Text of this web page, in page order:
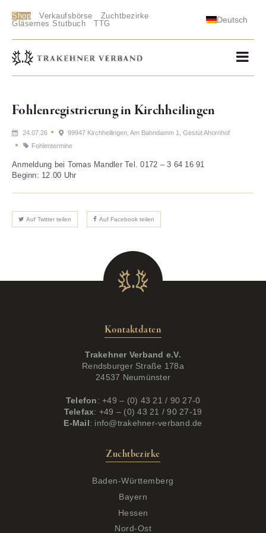
Shop Verkaufsbörse
Zuchtbezirke
Gläsernes Stutbuch
TTG Deutsch
Fohlenregistrierung in Kirchheilingen
24.07.26
99947 Kirchheilingen, Am Bahndamm 1, Gestüt Ahornhof
Fohlentermine
Anmeldung bei Tomas Mandler Tel. 0172 – 3 64 16 91
Beginn: 12.00 Uhr
Auf Twitter teilen Auf Facebook teilen
Kontaktdaten
Trakehner Verband e.V.
Rendsburger Straße 178a
24537 Neumünster
Telefon: +49 – (0) 43 21 / 90 27-0
Telefax: +49 – (0) 43 21 / 90 27-19
E-Mail: info@trakehner-verband.de
Zuchtbezirke
Baden-Württemberg
Bayern
Hessen
Nord-Ost